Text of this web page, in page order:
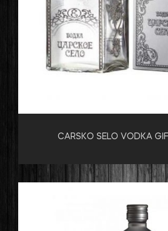
CARSKO SELO VODKA